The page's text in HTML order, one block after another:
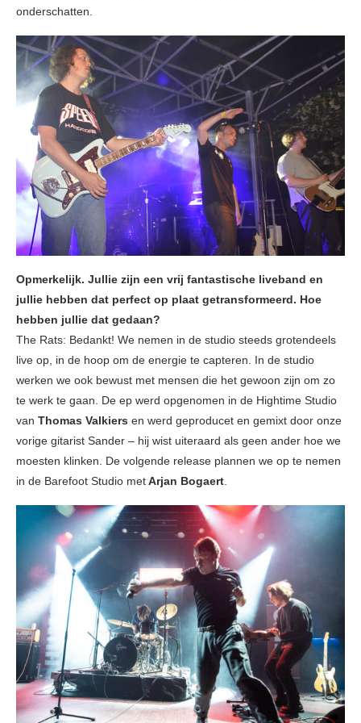
onderschatten.
Opmerkelijk. Jullie zijn een vrij fantastische liveband en
jullie hebben dat perfect op plaat getransformeerd. Hoe
hebben jullie dat gedaan?
The Rats: Bedankt! We nemen in de studio steeds grotendeels
live op, in de hoop om de energie te capteren. In de studio
werken we ook bewust met mensen die het gewoon zijn om zo
te werk te gaan. De ep werd opgenomen in de Hightime Studio
van Thomas Valkiers en werd geproducet en gemixt door onze
vorige gitarist Sander – hij wist uiteraard als geen ander hoe we
moesten klinken. De volgende release plannen we op te nemen
in de Barefoot Studio metArjan Bogaert